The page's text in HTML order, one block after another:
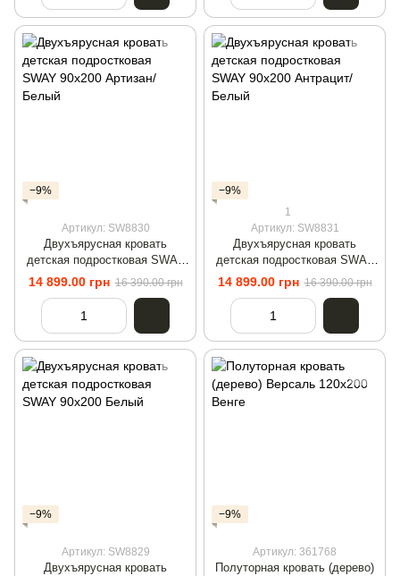
−9%
Артикул: SW8830
Двухъярусная кровать
детская подростковая SWAY
90x200 Артизан/Белый
14 899.00 грн 16 390.00 грн
−9%
1
Артикул: SW8831
Двухъярусная кровать
детская подростковая SWAY
90x200 Антрацит/Белый
14 899.00 грн 16 390.00 грн
−9%
Артикул: SW8829
Двухъярусная кровать
−9%
Артикул: 361768
Полуторная кровать (дерево)